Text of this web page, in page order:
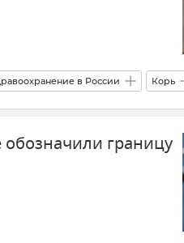
в России Корь
границу